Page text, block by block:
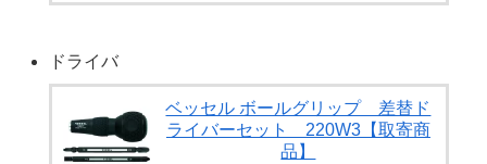
ドライバ
ベッセル ボールグリップ 差替ド
ライバーセット 220W3【取寄商
品】